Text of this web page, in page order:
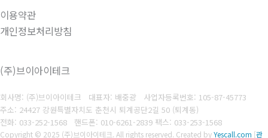
이용약관
개인정보처리방침
(주)브이아이테크
회사명: (주)브이아이테크 대표자: 배중광 사업자등록번호: 105-87-45773
주소: 24427 강원특별자치도 춘천시 퇴계공단2길 50 (퇴계동)
전화: 033-252-1568
핸드폰: 010-6261-2839 팩스: 033-253-1568
Copyright © 2025 (주)브이아이테크. All rights reserved. Created byYescall.com [관